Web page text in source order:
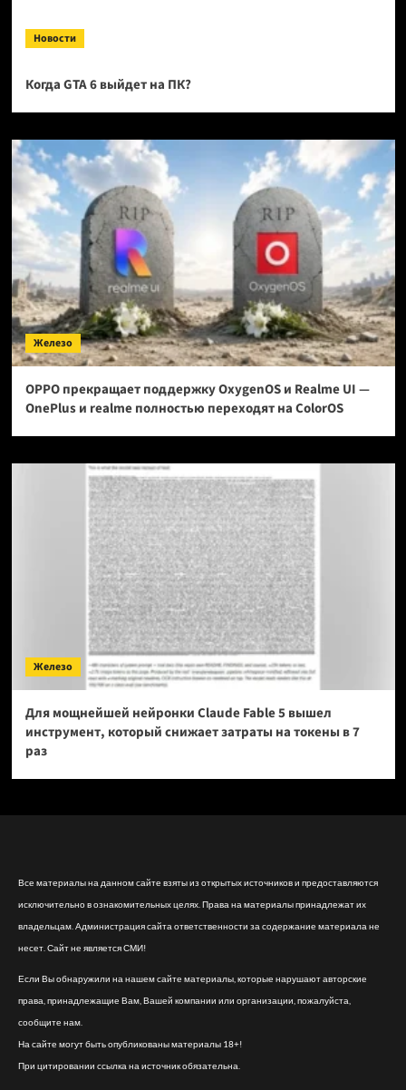
Новости
Когда GTA 6 выйдет на ПК?
Железо
OPPO прекращает поддержку OxygenOS и Realme UI —
OnePlus и realme полностью переходят на ColorOS
Железо
Для мощнейшей нейронки Claude Fable 5 вышел
инструмент, который снижает затраты на токены в 7
раз
Все материалы на данном сайте взяты из открытых источников и предоставляются
исключительно в ознакомительных целях. Права на материалы принадлежат их
владельцам. Администрация сайта ответственности за содержание материала не
несет. Сайт не является СМИ!
Если Вы обнаружили на нашем сайте материалы, которые нарушают авторские
права, принадлежащие Вам, Вашей компании или организации, пожалуйста,
сообщите нам.
На сайте могут быть опубликованы материалы 18+!
При цитировании ссылка на источник обязательна.